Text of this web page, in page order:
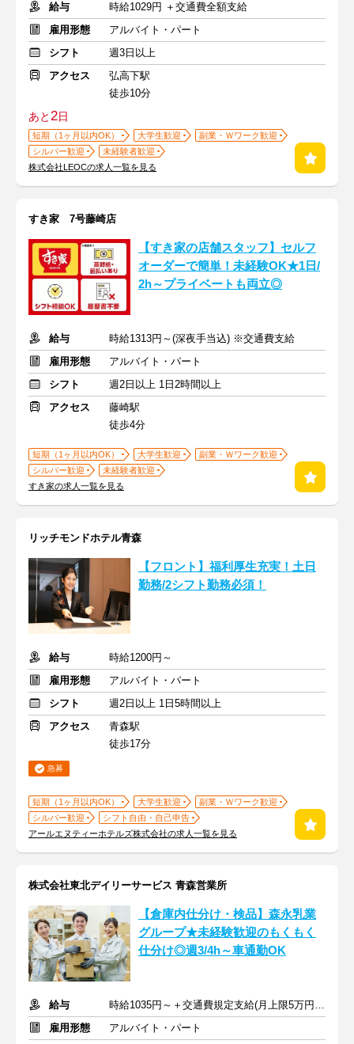
給与
時給1029円 ＋交通費全額支給
雇用形態
アルバイト・パート
シフト
週3日以上
アクセス
弘高下駅
徒歩10分
あと2日
短期（1ヶ月以内OK） 大学生歓迎
副業・Ｗワーク歓迎
シルバー歓迎
未経験者歓迎
株式会社LEOCの求人一覧を見る
すき家 7号藤崎店
【すき家の店舗スタッフ】セルフ
オーダーで簡単！未経験OK★1日/
2h～プライベートも両立◎
給与
時給1313円～(深夜手当込) ※交通費支給
雇用形態
アルバイト・パート
シフト
週2日以上 1日2時間以上
アクセス
藤崎駅
徒歩4分
短期（1ヶ月以内OK） 大学生歓迎
副業・Ｗワーク歓迎
シルバー歓迎
未経験者歓迎
すき家の求人一覧を見る
リッチモンドホテル青森
【フロント】福利厚生充実！土日
勤務/2シフト勤務必須！
給与
時給1200円～
雇用形態
アルバイト・パート
シフト
週2日以上 1日5時間以上
アクセス
青森駅
徒歩17分
急募
短期（1ヶ月以内OK） 大学生歓迎
副業・Ｗワーク歓迎
シルバー歓迎
シフト自由・自己申告
アールエヌティーホテルズ株式会社の求人一覧を見る
株式会社東北デイリーサービス 青森営業所
【倉庫内仕分け・検品】森永乳業
グループ★未経験歓迎のもくもく
仕分け◎週3/4h～車通勤OK
給与
時給1035円～＋交通費規定支給(月上限5万円まで)
雇用形態
アルバイト・パート